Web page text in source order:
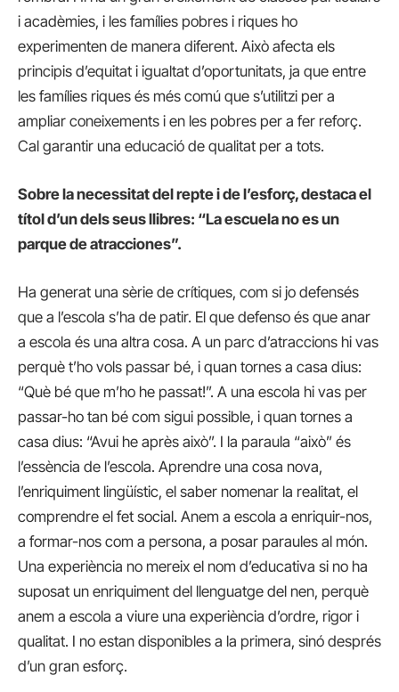
i acadèmies, i les famílies pobres i riques ho
experimenten de manera diferent. Això afecta els
principis d’equitat i igualtat d’oportunitats, ja que entre
les famílies riques és més comú que s’utilitzi per a
ampliar coneixements i en les pobres per a fer reforç.
Cal garantir una educació de qualitat per a tots.
Sobre la necessitat del repte i de l’esforç, destaca el
títol d’un dels seus llibres: “La escuela no es un
parque de atracciones”.
Ha generat una sèrie de crítiques, com si jo defensés
que a l’escola s’ha de patir. El que defenso és que anar
a escola és una altra cosa. A un parc d’atraccions hi vas
perquè t’ho vols passar bé, i quan tornes a casa dius:
“Què bé que m’ho he passat!”. A una escola hi vas per
passar-ho tan bé com sigui possible, i quan tornes a
casa dius: “Avui he après això”. I la paraula “això” és
l’essència de l’escola. Aprendre una cosa nova,
l’enriquiment lingüístic, el saber nomenar la realitat, el
comprendre el fet social. Anem a escola a enriquir-nos,
a formar-nos com a persona, a posar paraules al món.
Una experiència no mereix el nom d’educativa si no ha
suposat un enriquiment del llenguatge del nen, perquè
anem a escola a viure una experiència d’ordre, rigor i
qualitat. I no estan disponibles a la primera, sinó després
d’un gran esforç.